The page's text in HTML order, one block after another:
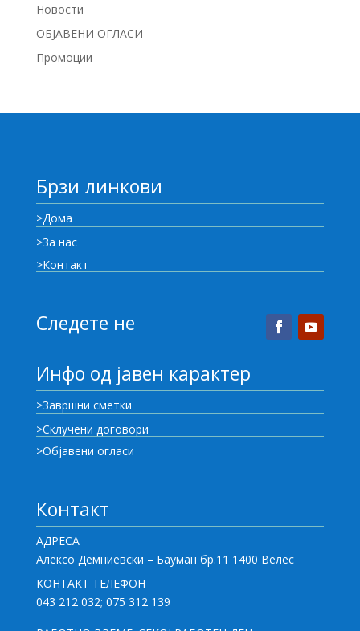
Новости
ОБЈАВЕНИ ОГЛАСИ
Промоции
Брзи линкови
>Дома
>За нас
>Контакт
Следете не
Инфо од јавен карактер
>Завршни сметки
>Склучени договори
>Објавени огласи
Контакт
АДРЕСА
Алексо Демниевски – Бауман бр.11 1400 Велес
КОНТАКТ ТЕЛЕФОН
043 212 032; 075 312 139